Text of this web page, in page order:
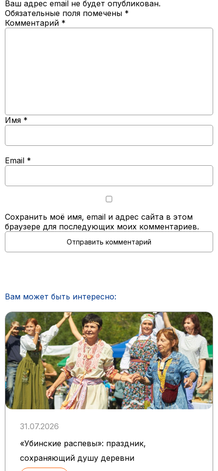
Ваш адрес email не будет опубликован.
Обязательные поля помечены *
Комментарий *
Имя *
Email *
Сохранить моё имя, email и адрес сайта в этом
браузере для последующих моих комментариев.
Вам может быть интересно:
31.07.2026
«Убинские распевы»: праздник,
сохраняющий душу деревни